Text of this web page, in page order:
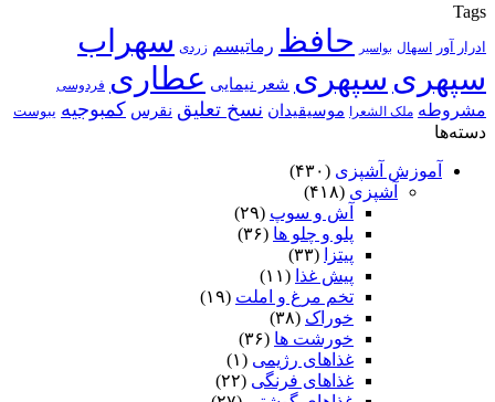
Tags
ادرار آور اسهال بواسیر حافظ رماتیسم زردی سهراب
سپهری سپهری شعر نیمایی عطاری فردوسی
مشروطه ملک الشعرا موسیقیدان نسخ تعلیق نقرس کمبوجیه یبوست
دسته‌ها
آموزش آشپزی (۴۳۰)
آشپزی (۴۱۸)
آش و سوپ (۲۹)
پلو و چلو ها (۳۶)
پیتزا
(۳۳)
پیش غذا (۱۱)
تخم مرغ و املت (۱۹)
خوراک (۳۸)
خورشت ها (۳۶)
غذاهای رژیمی (۱)
غذاهای فرنگی (۲۲)